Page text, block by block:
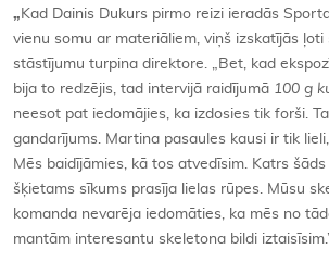
„ Kad Dainis Dukurs pirmo reizi ieradās
vienu somu ar materiāliem, viņš izskatījās ļoti
stāstījumu turpina direktore. „Bet, kad
bija to redzējis, tad intervijā raidījumā 100 g
neesot pat iedomājies, ka izdosies tik forši.
gandarījums. Martina pasaules kausi ir tik
Mēs baidījāmies, kā tos atvedīsim. Katrs
šķietams sīkums prasīja lielas rūpes. Mūsu
komanda nevarēja iedomāties, ka mēs no
mantām interesantu skeletona bildi